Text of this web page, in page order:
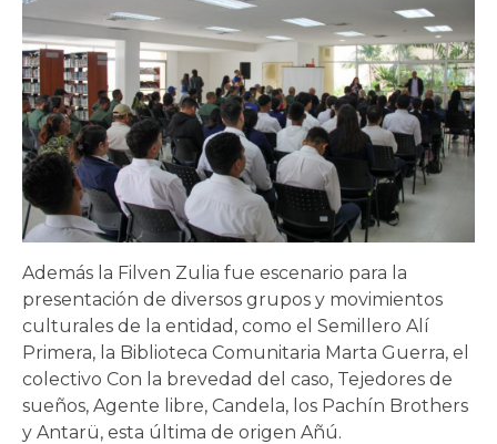
Además la Filven Zulia fue escenario para la
presentación de diversos grupos y movimientos
culturales de la entidad, como el Semillero Alí
Primera, la Biblioteca Comunitaria Marta Guerra, el
colectivo Con la brevedad del caso, Tejedores de
sueños, Agente libre, Candela, los Pachín Brothers
y Antarü, esta última de origen Añú.